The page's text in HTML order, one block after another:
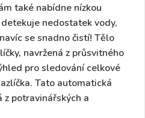
také nabídne nízkou
nedostatek vody,
se snadno čistí! Tělo
navržená z průsvitného
pro sledování celkové
Tato automatická
z potravinářských a